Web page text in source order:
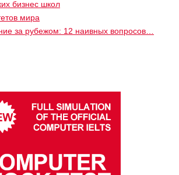
бизнес школ
мира
за рубежом: 12 наивных вопросов…